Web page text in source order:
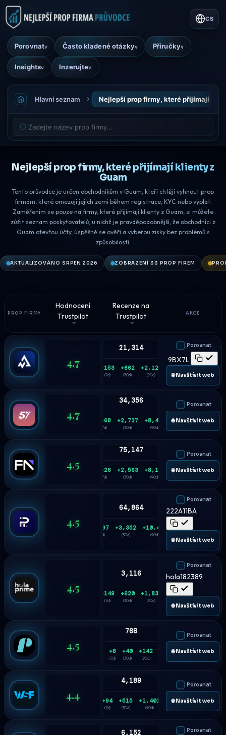
Porovnatv Často kladené otázkyv Příručkyv
Insightsv Inzerujtev
CS
Hlavní seznam Nejlepší prop firmy, které přijímají
Nejlepší prop firmy, které přijímají klienty z
Guam
Tento průvodce je určen obchodníkům v Guam, kteří chtějí vyhnout prop
firmám, které omezují jejich zemi během registrace, KYC nebo výplat.
Zaměřením se pouze na firmy, které přijímají klienty z Guam, si můžete
zúžit seznam poskytovatelů, u nichž je pravděpodobnější, že obchodníci z
Guam otevřou účty, úspěšně se ověří a vyberou zisky bez problémů s
způsobilostí.
AKTUALIZOVÁNO SRPEN 2026 ZOBRAZENÍ 33 PROP FIREM
PROP FIRMY
Hodnocení
Trustpilot
Recenze na
Trustpilot
AKCE
4.7
21,314
+153
(7d)
+662
(30d)
+2,127
(90d)
Porovnat
9BX7L
🌐 Navštívit web
4.7
34,356
+568
(7d)
+2,737
(30d)
+8,476
(90d)
Porovnat
🌐 Navštívit web
4.5
75,147
+526
(7d)
+2,563
(30d)
+8,195
(90d)
Porovnat
🌐 Navštívit web
4.5
64,864
+897
(7d)
+3,352
(30d)
+10,434
(90d)
Porovnat
222A11BA
🌐 Navštívit web
4.5
3,116
+149
(7d)
+620
(30d)
+1,835
(90d)
Porovnat
hola182389
🌐 Navštívit web
4.5
768
+8
(7d)
+40
(30d)
+142
(90d)
Porovnat
🌐 Navštívit web
4.4
4,189
+94
(7d)
+515
(30d)
+1,401
(90d)
Porovnat
🌐 Navštívit web
6,152 Porovnat